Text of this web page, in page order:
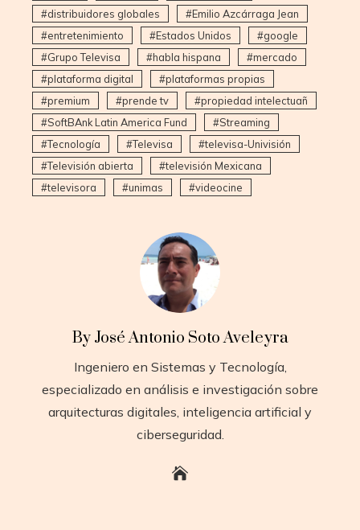
distribuidores globales
Emilio Azcárraga Jean
entretenimiento
Estados Unidos
google
Grupo Televisa
habla hispana
mercado
plataforma digital
plataformas propias
premium
prende tv
propiedad intelectuañ
SoftBAnk Latin America Fund
Streaming
Tecnología
Televisa
televisa-Univisión
Televisión abierta
televisión Mexicana
televisora
unimas videocine
By José Antonio Soto Aveleyra
Ingeniero en Sistemas y Tecnología,
especializado en análisis e investigación sobre
arquitecturas digitales, inteligencia artificial y
ciberseguridad.